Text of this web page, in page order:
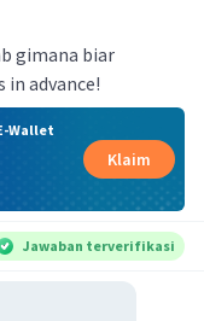
gimana biar
advance!
Wallet
Klaim
Jawaban terverifikasi